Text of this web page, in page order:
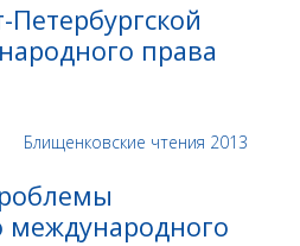
права
международного